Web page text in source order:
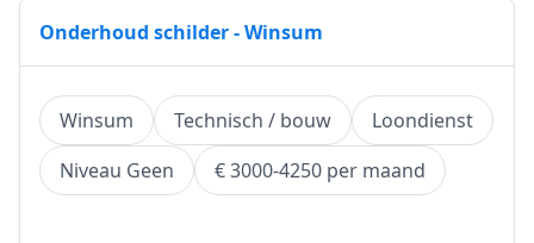
Onderhoud schilder - Winsum
Winsum Technisch / bouw
Loondienst
Niveau Geen
€ 3000-4250 per maand